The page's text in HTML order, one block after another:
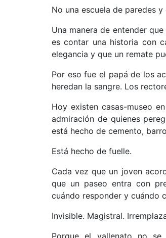
No una escuela de paredes
Una manera de entender
es contar una historia con
elegancia y que un remate
Por eso fue el papá de los
heredan la sangre. Los
Hoy existen casas-museo
admiración de quienes
está hecho de cemento,
Está hecho de fuelle.
Cada vez que un joven
que un paseo entra con
cuándo responder y cuándo
Invisible. Magistral.
Porque el vallenato no se